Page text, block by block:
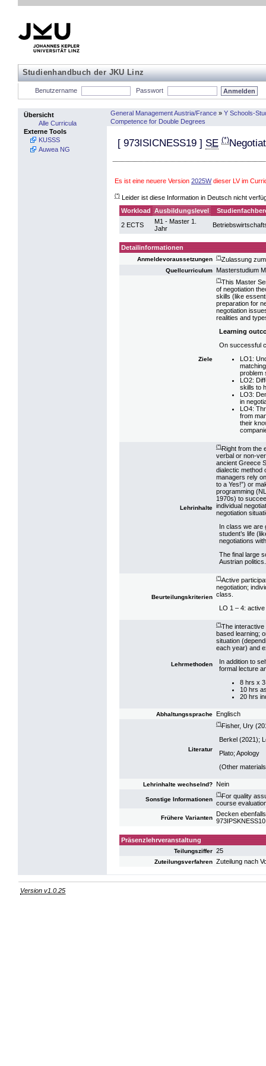
Studienhandbuch der JKU Linz
Benutzername Passwort
Übersicht
Alle Curricula
Externe Tools
KUSSS
Auwea NG
General Management Austria/France » Y Schools-
Competence for Double Degrees
[ 973ISICNESS19 ] SE (*)
Es ist eine neuere Version 2025Wdieser LV im
(*) Leider ist diese Information in Deutsch nicht
Workload Ausbildungslevel
2 ECTS
M1 - Master 1.
Jahr
Detailinformationen
Anmeldevoraussetzungen (*)Zulassung
Quellcurriculum Masterstudium
Ziele
(*)This Master
of negotiation
skills (like
preparation for
negotiation
realities and
Learning
On successful
LO1:
problem
LO2:
skills to
LO3:
in
LO4:
from
their
Lehrinhalte
(*)Right from the
verbal or non-
ancient Greece
dialectic method
managers rely
to a Yes!”) or
programming
1970s) to
individual
negotiation
In class we are
student’s life
negotiations
The final large
Austrian politics.
Beurteilungskriterien
(*)Active
negotiation;
class.
LO 1 – 4:
Lehrmethoden
(*)The
based learning;
situation
each year) and
In addition to
formal lecture
8 hrs x
10 hrs
20 hrs
Abhaltungssprache Englisch
Literatur
(*)Fisher, Ury
Berkel (2021);
Plato; Apology
(Other
Lehrinhalte wechselnd? Nein
Sonstige Informationen
(*)For quality
course
Frühere Varianten
Decken
Präsenzlehrveranstaltung
Teilungsziffer 25
Zuteilungsverfahren Zuteilung nach
Version v1.0.25